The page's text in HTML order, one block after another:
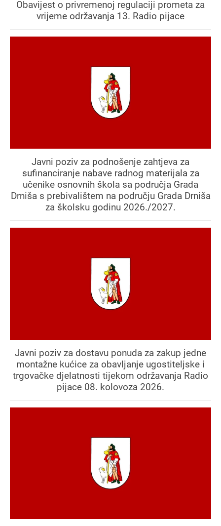
Obavijest o privremenoj regulaciji prometa za
vrijeme održavanja 13. Radio pijace
Javni poziv za podnošenje zahtjeva za
sufinanciranje nabave radnog materijala za
učenike osnovnih škola sa područja Grada
Drniša s prebivalištem na području Grada Drniša
za školsku godinu 2026./2027.
Javni poziv za dostavu ponuda za zakup jedne
montažne kućice za obavljanje ugostiteljske i
trgovačke djelatnosti tijekom održavanja Radio
pijace 08. kolovoza 2026.